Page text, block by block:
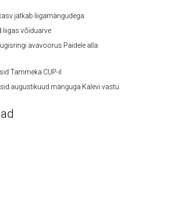
jätkab liigamängudega
liigas võiduarve
avavoorus Paidele alla
Tammeka CUP-il
augustikuud mänguga Kalevi vastu